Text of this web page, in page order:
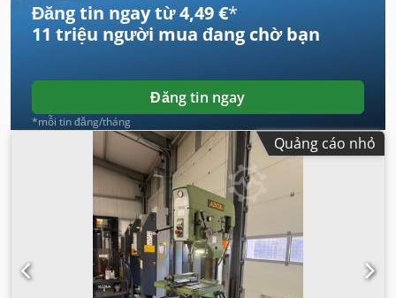
Đăng tin ngay từ 4,49 €*
11 triệu người mua đang chờ bạn
Đăng tin ngay
*mỗi tin đăng/tháng
Quảng cáo nhỏ